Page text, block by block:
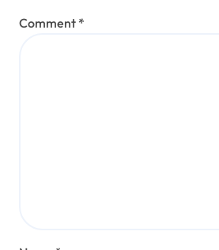
Comment *